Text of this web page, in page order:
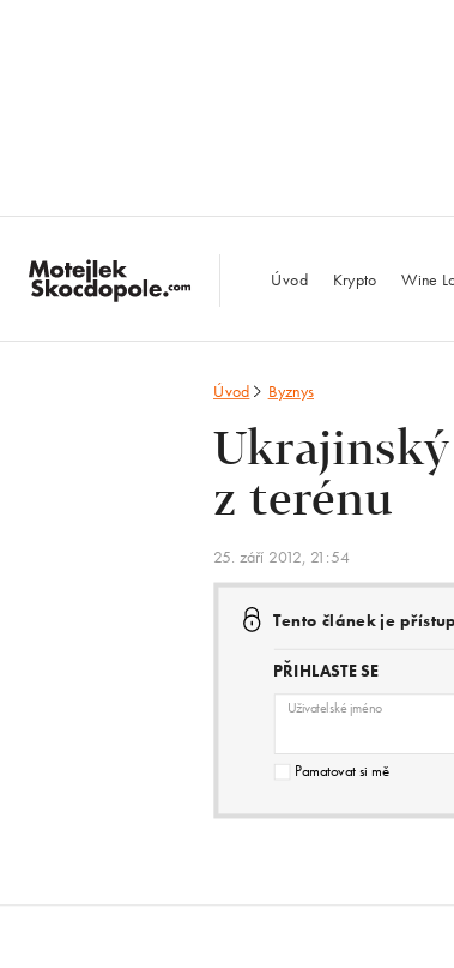
Úvod Krypto Wine
Úvod Byznys
z terénu
25. září 2012, 21:54
Tento článek je
PŘIHLASTE SE
Uživatelské jméno
Pamatovat si mě